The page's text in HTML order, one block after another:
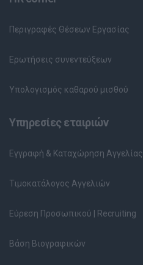
Περιγραφές Θέσεων Εργασίας
Ερωτήσεις συνεντεύξεων
Υπολογισμός καθαρού μισθού
Υπηρεσίες εταιριών
Εγγραφή & Καταχώρηση Αγγελίας
Τιμοκατάλογος Αγγελιών
Εύρεση Προσωπικού | Recruiting
Βάση Βιογραφικών